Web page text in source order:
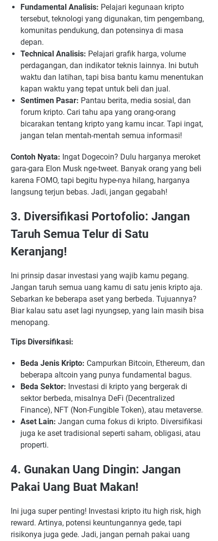
Fundamental Analisis: Pelajari kegunaan kripto
tersebut, teknologi yang digunakan, tim pengembang,
komunitas pendukung, dan potensinya di masa
depan.
Technical Analisis: Pelajari grafik harga, volume
perdagangan, dan indikator teknis lainnya. Ini butuh
waktu dan latihan, tapi bisa bantu kamu menentukan
kapan waktu yang tepat untuk beli dan jual.
Sentimen Pasar: Pantau berita, media sosial, dan
forum kripto. Cari tahu apa yang orang-orang
bicarakan tentang kripto yang kamu incar. Tapi ingat,
jangan telan mentah-mentah semua informasi!
Contoh Nyata: Ingat Dogecoin? Dulu harganya meroket
gara-gara Elon Musk nge-tweet. Banyak orang yang beli
karena FOMO, tapi begitu hype-nya hilang, harganya
langsung terjun bebas. Jadi, jangan gegabah!
3. Diversifikasi Portofolio: Jangan
Taruh Semua Telur di Satu
Keranjang!
Ini prinsip dasar investasi yang wajib kamu pegang.
Jangan taruh semua uang kamu di satu jenis kripto aja.
Sebarkan ke beberapa aset yang berbeda. Tujuannya?
Biar kalau satu aset lagi nyungsep, yang lain masih bisa
menopang.
Tips Diversifikasi:
Beda Jenis Kripto: Campurkan Bitcoin, Ethereum, dan
beberapa altcoin yang punya fundamental bagus.
Beda Sektor: Investasi di kripto yang bergerak di
sektor berbeda, misalnya DeFi (Decentralized
Finance), NFT (Non-Fungible Token), atau metaverse.
Aset Lain: Jangan cuma fokus di kripto. Diversifikasi
juga ke aset tradisional seperti saham, obligasi, atau
properti.
4. Gunakan Uang Dingin: Jangan
Pakai Uang Buat Makan!
Ini juga super penting! Investasi kripto itu high risk, high
reward. Artinya, potensi keuntungannya gede, tapi
risikonya juga gede. Jadi, jangan pernah pakai uang